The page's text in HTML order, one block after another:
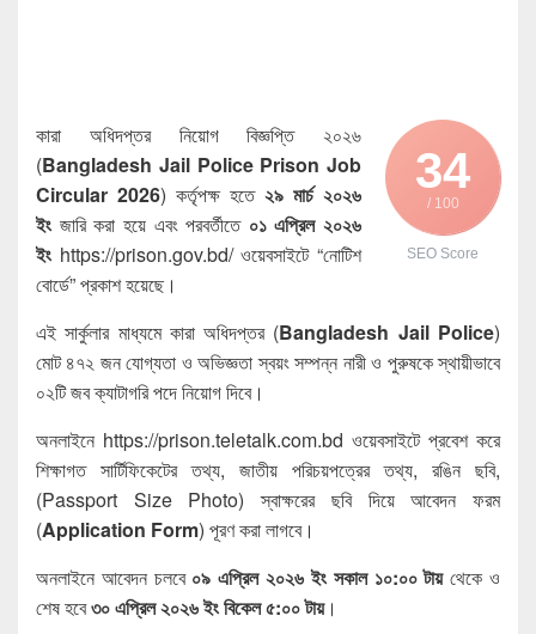
34
/ 100
SEO Score
কারা অধিদপ্তর নিয়োগ বিজ্ঞপ্তি ২০২৬
(Bangladesh Jail Police Prison Job
Circular 2026) কর্তৃপক্ষ হতে ২৯ মার্চ ২০২৬
ইংজারি করা হয়ে এবং পরবর্তীতে ০১ এপ্রিল ২০২৬
ইংhttps://prison.gov.bd/ ওয়েবসাইটে “নোটিশ
বোর্ডে” প্রকাশ হয়েছে।
এই সার্কুলার মাধ্যমে কারা অধিদপ্তর (Bangladesh Jail Police)
মোট ৪৭২ জন যোগ্যতা ও অভিজ্ঞতা স্বয়ং সম্পন্ন নারী ও পুরুষকে স্থায়ীভাবে
০২টি জব ক্যাটাগরি পদে নিয়োগ দিবে।
অনলাইনে https://prison.teletalk.com.bd ওয়েবসাইটে প্রবেশ করে
শিক্ষাগত সার্টিফিকেটের তথ্য, জাতীয় পরিচয়পত্রের তথ্য, রঙিন ছবি,
(Passport Size Photo) স্বাক্ষরের ছবি দিয়ে আবেদন ফরম
(Application Form) পূরণ করা লাগবে।
অনলাইনে আবেদন চলবে ০৯ এপ্রিল ২০২৬ ইং সকাল ১০:০০ টায়থেকে ও
শেষ হবে৩০ এপ্রিল ২০২৬ ইং বিকেল ৫:০০ টায়।